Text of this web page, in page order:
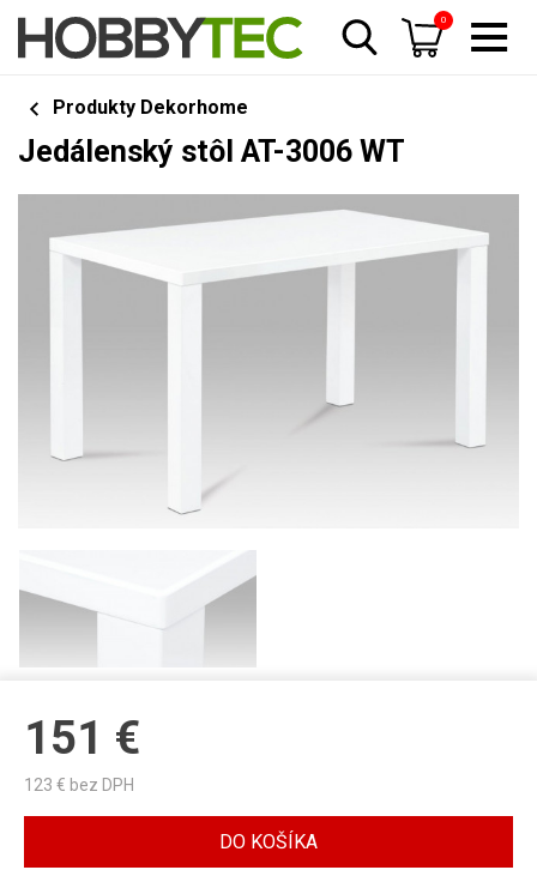
0
Produkty Dekorhome
Jedálenský stôl AT-3006 WT
151 €
123 € bez DPH
DO KOŠÍKA